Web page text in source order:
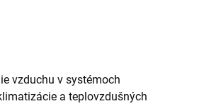
vzduchu v systémoch
a teplovzdušných